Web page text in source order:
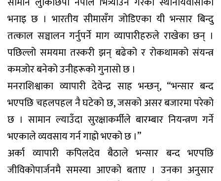
भनाइ छ । भारतीय सीमासँग जोडिएका यी भन्सार बिन्दु
तत्काल सञ्चालन गर्नुपर्ने माग व्यापारीहरुले राखेका छन् ।
पछिल्लो समयमा तस्करी झन् बढेको र रोकथामको संयन्त्र
कमजोर बनेको उनीहरूको गुनासो छ ।
मनराशिश्वाका व्यापारी देवेन्द्र साह भन्छन्, “भन्सार बन्द
भएपछि चहलपहल नै घटेको छ, जसको असर बजारमा परेको
छ । सामान ल्याउँदा सुरक्षाकर्मीले बारम्बार नियन्त्रण गर्ने
भएकाले व्यवसाय गर्न गाह्रो भएको छ ।”
अर्का व्यापारी कपिलदेव बैठाले भन्सार बन्द भएपछि
जीविकोपार्जनमै समस्या आएको बताए । उनका अनुसार